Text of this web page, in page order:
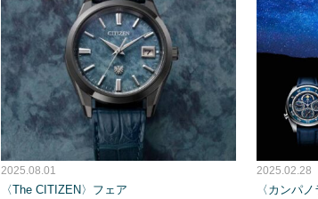
2025.08.01
〈The CITIZEN〉フェア
2025.02.28
〈カンパ